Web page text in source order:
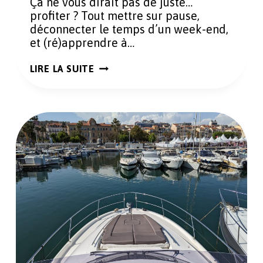
profiter ? Tout mettre sur pause,
déconnecter le temps d’un week-end,
et (ré)apprendre à…
LIRE LA SUITE ESCALE
DE
L’AMARANTINE
À
LA
CIOTAT